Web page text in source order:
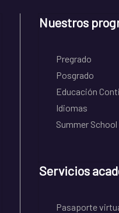
Nuestros
Pregrado
Posgrado
Educación
Idiomas
Summer School
Servicios
Pasaporte